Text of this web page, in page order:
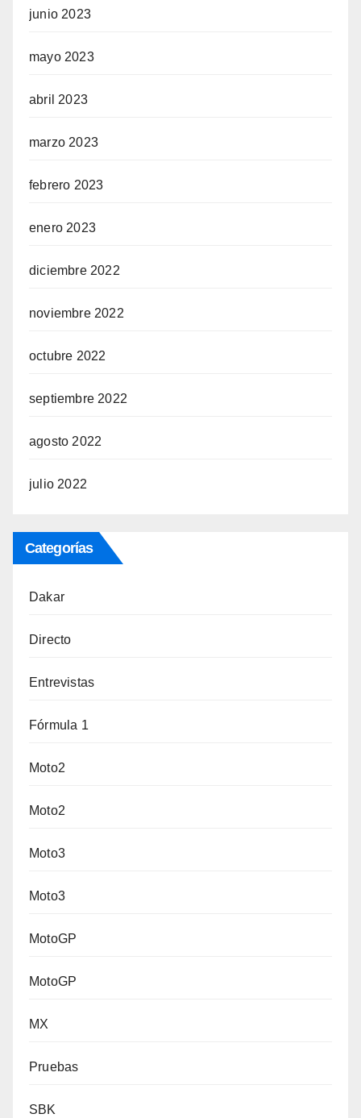
junio 2023
mayo 2023
abril 2023
marzo 2023
febrero 2023
enero 2023
diciembre 2022
noviembre 2022
octubre 2022
septiembre 2022
agosto 2022
julio 2022
Categorías
Dakar
Directo
Entrevistas
Fórmula 1
Moto2
Moto2
Moto3
Moto3
MotoGP
MotoGP
MX
Pruebas
SBK